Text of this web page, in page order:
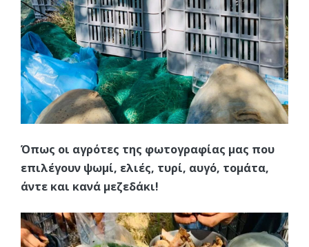
Όπως οι αγρότες της φωτογραφίας μας που
επιλέγουν ψωμί, ελιές, τυρί, αυγό, τομάτα,
άντε και κανά μεζεδάκι!